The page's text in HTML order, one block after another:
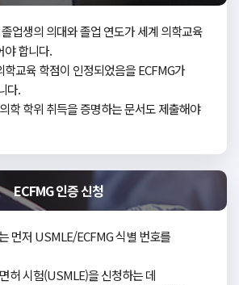
업생의 의대와 졸업 연도가 세계 의학교육
야 합니다.
학교육 학점이 인정되었음을 ECFMG가
다.
학 학위 취득을 증명하는 문서도 제출해야
ECFMG 인증 신청
먼저 USMLE/ECFMG 식별 번호를
허 시험(USMLE)을 신청하는 데